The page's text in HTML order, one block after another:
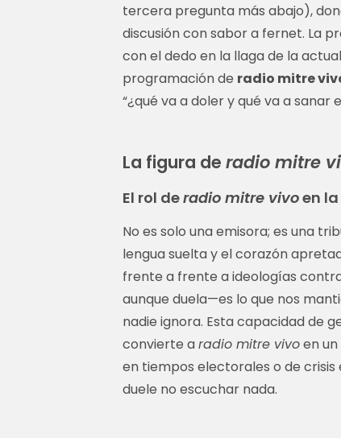
tercera pregunta más abajo),
discusión con sabor a fernet. La
con el dedo en la llaga de la
programación de radio mitre
“¿qué va a doler y qué va a sanar
La figura de radio mitre
El rol deradio mitre vivoen
No es solo una emisora; es una
lengua suelta y el corazón
frente a frente a ideologías
aunque duela—es lo que nos
nadie ignora. Esta capacidad de
convierte aradio mitre vivoen
en tiempos electorales o de crisis
duele no escuchar nada.